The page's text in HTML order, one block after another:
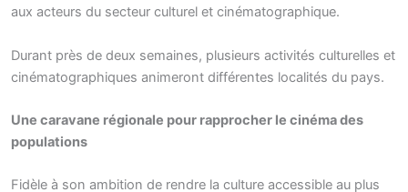
aux acteurs du secteur culturel et cinématographique.
Durant près de deux semaines, plusieurs activités culturelles et
cinématographiques animeront différentes localités du pays.
Une caravane régionale pour rapprocher le cinéma des
populations
Fidèle à son ambition de rendre la culture accessible au plus